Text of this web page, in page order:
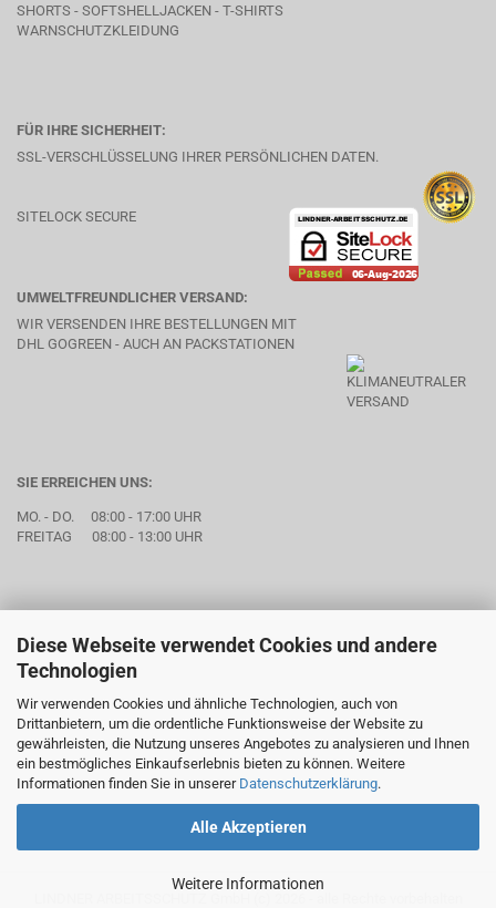
Diese Webseite verwendet Cookies und andere
Technologien
Wir verwenden Cookies und ähnliche Technologien, auch von
Drittanbietern, um die ordentliche Funktionsweise der Website zu
gewährleisten, die Nutzung unseres Angebotes zu analysieren und Ihnen
ein bestmögliches Einkaufserlebnis bieten zu können. Weitere
Informationen finden Sie in unserer Datenschutzerklärung.
Alle Akzeptieren
Weitere Informationen
SHORTS - SOFTSHELLJACKEN - T-SHIRTS
WARNSCHUTZKLEIDUNG
FÜR IHRE SICHERHEIT:
SSL-VERSCHLÜSSELUNG IHRER PERSÖNLICHEN DATEN.
SITELOCK SECURE
UMWELTFREUNDLICHER VERSAND:
WIR VERSENDEN IHRE BESTELLUNGEN MIT
DHL GOGREEN - AUCH AN PACKSTATIONEN
SIE ERREICHEN UNS:
MO. - DO. 08:00 - 17:00 UHR
FREITAG 08:00 - 13:00 UHR